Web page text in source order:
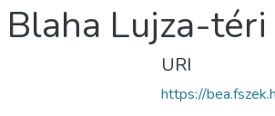
Lujza-téri
URI
https://